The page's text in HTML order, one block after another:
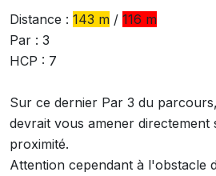
Distance : 143 m / 116 m
Par : 3
HCP : 7
Sur ce dernier Par 3 du
devrait vous amener directement
proximité.
Attention cependant à l'obstacle